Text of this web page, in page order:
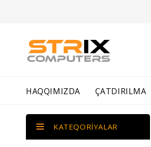
KATEQORIYALAR
HAQQIMIZDA ÇATDIRILMA